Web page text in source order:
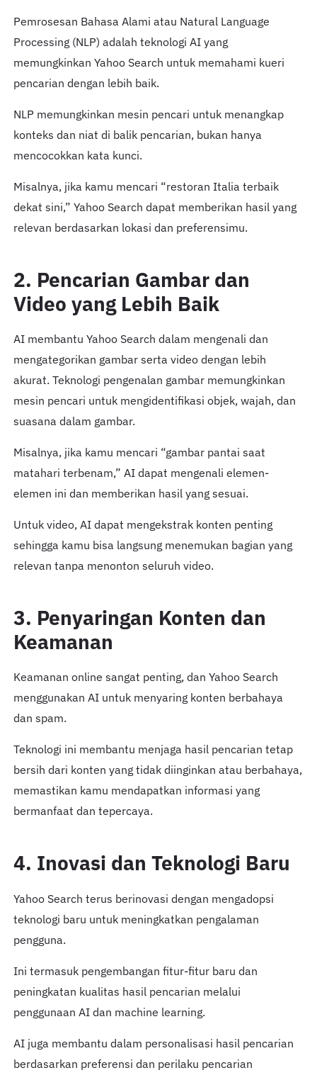
Pemrosesan Bahasa Alami atau Natural Language
Processing (NLP) adalah teknologi AI yang
memungkinkan Yahoo Search untuk memahami kueri
pencarian dengan lebih baik.
NLP memungkinkan mesin pencari untuk menangkap
konteks dan niat di balik pencarian, bukan hanya
mencocokkan kata kunci.
Misalnya, jika kamu mencari “restoran Italia terbaik
dekat sini,” Yahoo Search dapat memberikan hasil yang
relevan berdasarkan lokasi dan preferensimu.
2. Pencarian Gambar dan
Video yang Lebih Baik
AI membantu Yahoo Search dalam mengenali dan
mengategorikan gambar serta video dengan lebih
akurat. Teknologi pengenalan gambar memungkinkan
mesin pencari untuk mengidentifikasi objek, wajah, dan
suasana dalam gambar.
Misalnya, jika kamu mencari “gambar pantai saat
matahari terbenam,” AI dapat mengenali elemen-
elemen ini dan memberikan hasil yang sesuai.
Untuk video, AI dapat mengekstrak konten penting
sehingga kamu bisa langsung menemukan bagian yang
relevan tanpa menonton seluruh video.
3. Penyaringan Konten dan
Keamanan
Keamanan online sangat penting, dan Yahoo Search
menggunakan AI untuk menyaring konten berbahaya
dan spam.
Teknologi ini membantu menjaga hasil pencarian tetap
bersih dari konten yang tidak diinginkan atau berbahaya,
memastikan kamu mendapatkan informasi yang
bermanfaat dan tepercaya.
4. Inovasi dan Teknologi Baru
Yahoo Search terus berinovasi dengan mengadopsi
teknologi baru untuk meningkatkan pengalaman
pengguna.
Ini termasuk pengembangan fitur-fitur baru dan
peningkatan kualitas hasil pencarian melalui
penggunaan AI dan machine learning.
AI juga membantu dalam personalisasi hasil pencarian
berdasarkan preferensi dan perilaku pencarian